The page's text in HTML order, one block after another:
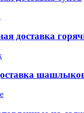
доставка